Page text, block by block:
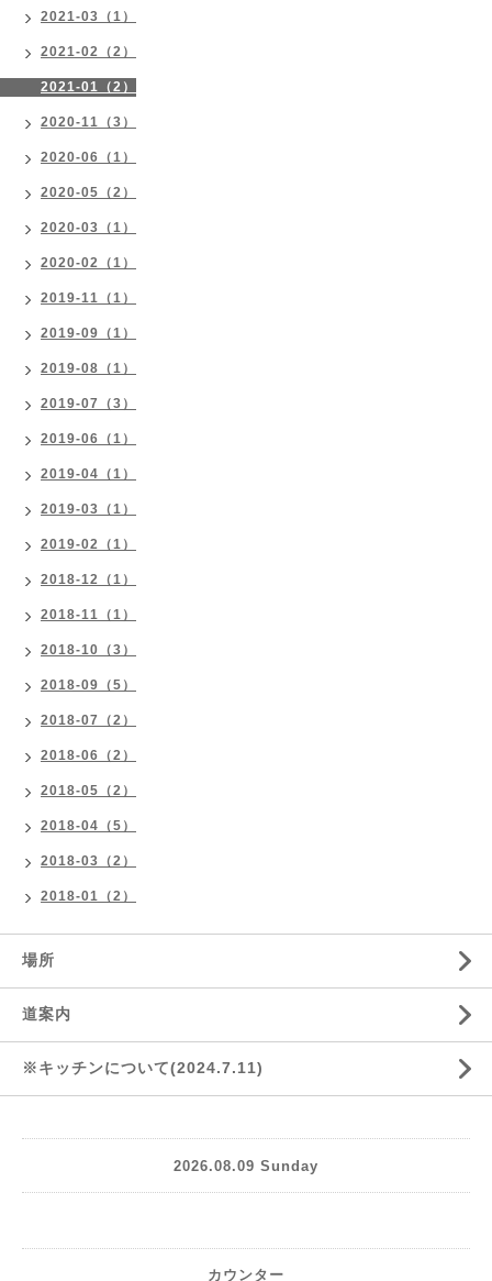
2021-03（1）
2021-02（2）
2021-01（2）
2020-11（3）
2020-06（1）
2020-05（2）
2020-03（1）
2020-02（1）
2019-11（1）
2019-09（1）
2019-08（1）
2019-07（3）
2019-06（1）
2019-04（1）
2019-03（1）
2019-02（1）
2018-12（1）
2018-11（1）
2018-10（3）
2018-09（5）
2018-07（2）
2018-06（2）
2018-05（2）
2018-04（5）
2018-03（2）
2018-01（2）
場所
道案内
※キッチンについて(2024.7.11)
2026.08.09 Sunday
カウンター